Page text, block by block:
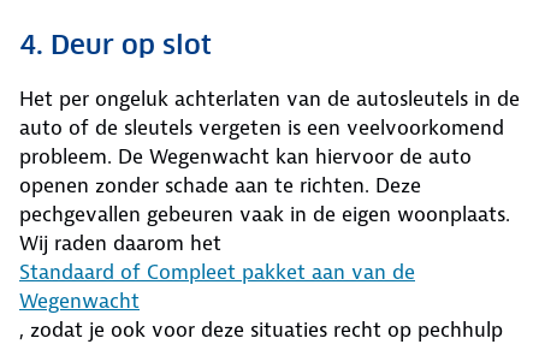
4. Deur op slot
Het per ongeluk achterlaten van de autosleutels in de
auto of de sleutels vergeten is een veelvoorkomend
probleem. De Wegenwacht kan hiervoor de auto
openen zonder schade aan te richten. Deze
pechgevallen gebeuren vaak in de eigen woonplaats.
Wij raden daarom het
Standaard of Compleet pakket aan van de
Wegenwacht
, zodat je ook voor deze situaties recht op pechhulp